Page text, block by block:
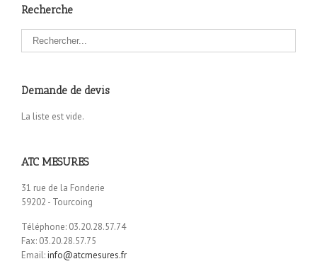
Recherche
Demande de devis
La liste est vide.
ATC MESURES
31 rue de la Fonderie
59202 - Tourcoing
Téléphone: 03.20.28.57.74
Fax: 03.20.28.57.75
Email:info@atcmesures.fr